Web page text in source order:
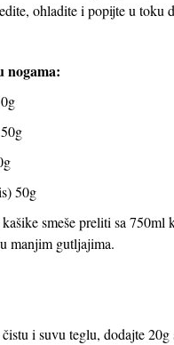
ohladite i popijte u toku
nogama:
50g
smeše preliti sa
manjim gutljajima.
i suvu teglu, dodajte